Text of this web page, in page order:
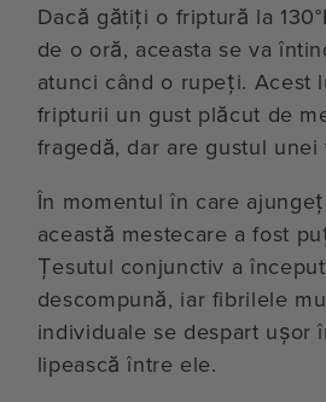
Dacă gătiți o friptură la
de o oră, aceasta se va
atunci când o rupeți. Acest
fripturii un gust plăcut de
fragedă, dar are gustul unei
În momentul în care
această mestecare a fost
Țesutul conjunctiv a
descompună, iar fibrilele
individuale se despart ușor
lipească între ele.